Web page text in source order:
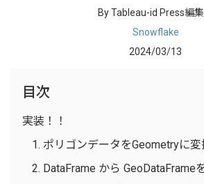
By Tableau-id Press編
Snowflake
2024/03/13
目次
実装！！
1. ポリゴンデータをGeometryに変
2. DataFrame から GeoDataFrame